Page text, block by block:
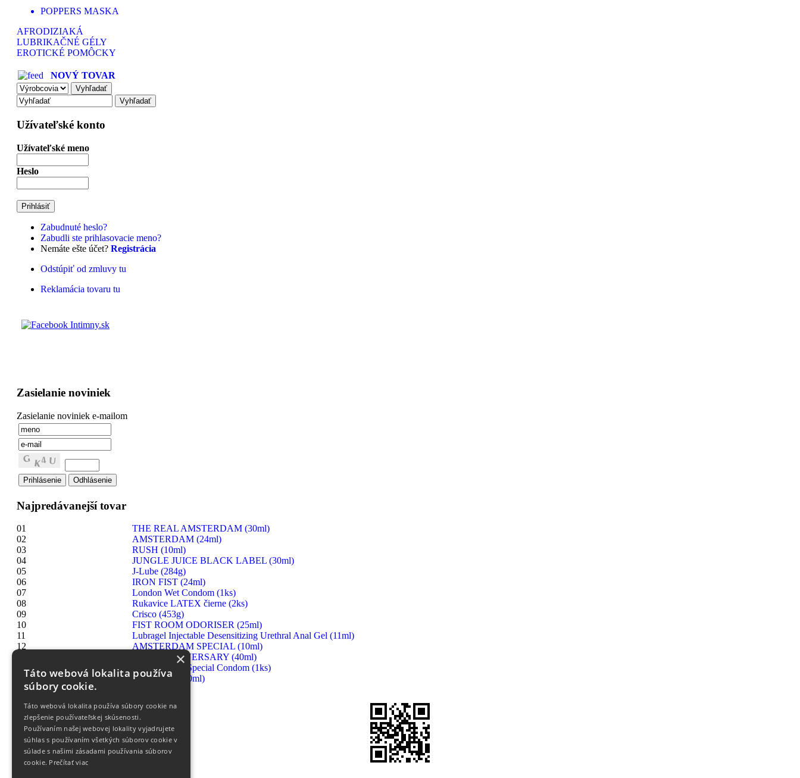
POPPERS MASKA
AFRODIZIAKÁ
LUBRIKAČNÉ GÉLY
EROTICKÉ POMÔCKY
NOVÝ TOVAR
Užívateľské konto
Užívateľské meno
Heslo
Zabudnuté heslo?
Zabudli ste prihlasovacie meno?
Nemáte ešte účet? Registrácia
Odstúpiť od zmluvy tu
Reklamácia tovaru tu
Zasielanie noviniek
Zasielanie noviniek e-mailom
Najpredávanejší tovar
01
THE REAL AMSTERDAM (30ml)
02
AMSTERDAM (24ml)
03
RUSH (10ml)
04
JUNGLE JUICE BLACK LABEL (30ml)
05
J-Lube (284g)
06
IRON FIST (24ml)
07
London Wet Condom (1ks)
08
Rukavice LATEX čierne (2ks)
09
Crisco (453g)
10
FIST ROOM ODORISER (25ml)
11
Lubragel Injectable Desensitizing Urethral Anal Gel (11ml)
12
AMSTERDAM SPECIAL (10ml)
RUSH ANNIVERSARY (40ml)
14
London Extra Special Condom (1ks)
15
HIGHRISE (30ml)
×
Táto webová lokalita používa
súbory cookie.
Táto webová lokalita používa súbory cookie na
zlepšenie používateľskej skúsenosti.
Používaním našej webovej lokality vyjadrujete
súhlas s používaním všetkých súborov cookie v
súlade s našimi zásadami používania súborov
cookie. Prečítať viac